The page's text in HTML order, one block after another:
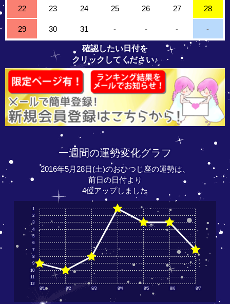
22 23 24 25 26 27 28
29 30 31 - - - -
確認したい日付を
クリックしてください♪
一週間の運勢変化グラフ
2016年5月28日(土)のおひつじ座の運勢は、
前日の日付より
4位アップしました
8/1 8/2 8/3 8/4 8/5 8/6 8/7
12
11
10
9
8
7
6
5
4
3
2
1